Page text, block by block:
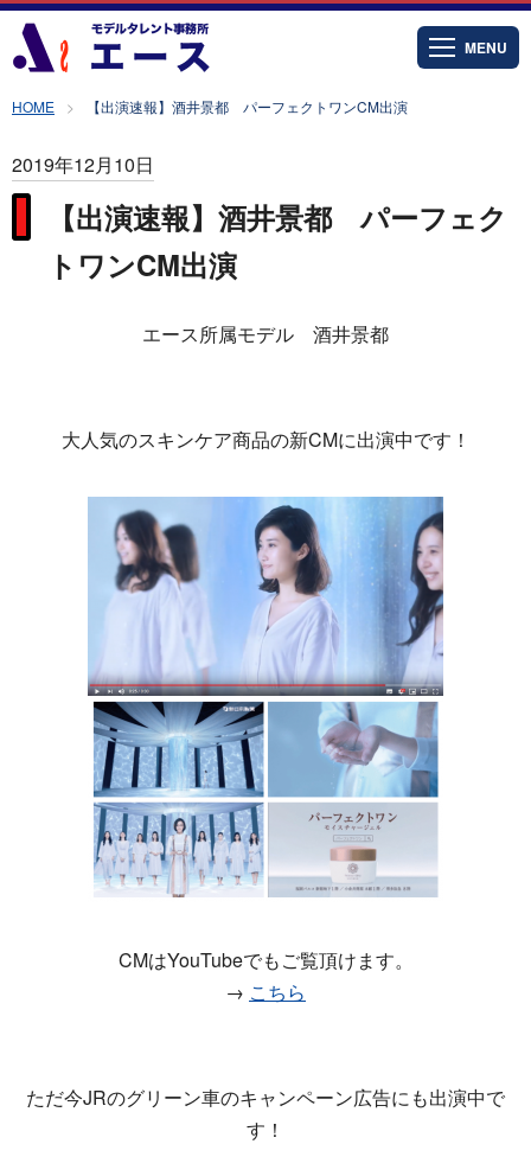
MENU
HOME 【出演速報】酒井景都 パーフェクトワンCM出演
2019年12月10日
【出演速報】酒井景都 パーフェク
トワンCM出演
エース所属モデル 酒井景都
大人気のスキンケア商品の新CMに出演中です！
CMはYouTubeでもご覧頂けます。
→ こちら
ただ今JRのグリーン車のキャンペーン広告にも出演中で
す！